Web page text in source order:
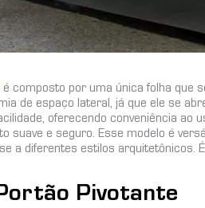
é composto por uma única folha que
de espaço lateral, já que ele se
oferecendo conveniência ao
suave e seguro. Esse modelo é
a diferentes estilos arquitetônicos.
Pivotante